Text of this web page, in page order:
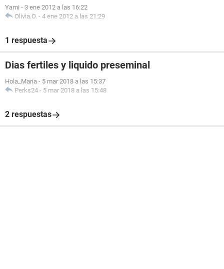
Yami - 3 ene 2012 a las 16:22
Olivia.O. - 4 ene 2012 a las 21:29
1 respuesta
Dias fertiles y liquido preseminal
Hola_Maria - 5 mar 2018 a las 15:37
Perks24 - 5 mar 2018 a las 15:48
2 respuestas